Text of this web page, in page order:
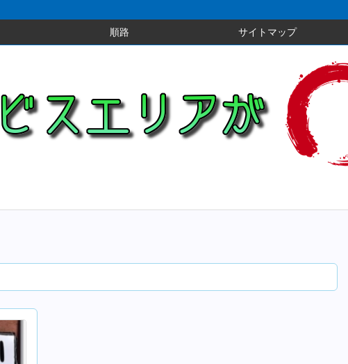
順路 サイトマップ